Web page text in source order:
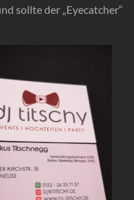
sollte der „Eyecatcher“